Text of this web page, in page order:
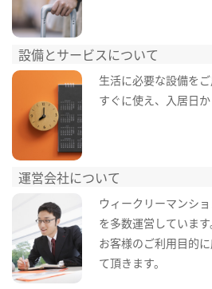
設備とサービスについて
生活に必要な設備を
すぐに使え、入居日
運営会社について
ウィークリーマンシ
を多数運営しています
お客様のご利用目的
て頂きます。